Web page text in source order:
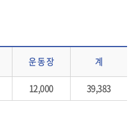
운 동 장 계
12,000 39,383